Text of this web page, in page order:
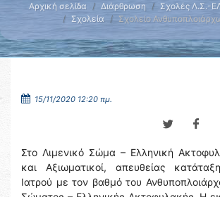
Αρχική σελίδα Διάρθρωση
Σχολές Λ.Σ.-
Σχολεία
Σχολείο
15/11/2020 12:20 πμ.
Στο Λιμενικό Σώμα – Ελληνική
και Αξιωματικοί, απευθείας
Ιατρού με τον βαθμό του